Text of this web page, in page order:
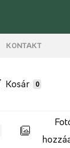
KONTAKT
Kosár 0